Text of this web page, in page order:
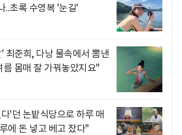
..초록 수영복 '눈길'
최준희, 다낭 물속에서 뽐낸
몸매 잘 가꿔놓았지요"
'던 논밭식당으로 하루 매
에 돈 넣고 베고 잤다"